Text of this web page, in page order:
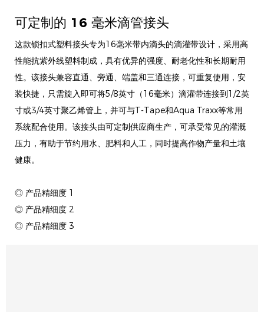
可定制的 16 毫米滴管接头
这款锁扣式塑料接头专为16毫米带内滴头的滴灌带设计，采用高
性能抗紫外线塑料制成，具有优异的强度、耐老化性和长期耐用
性。该接头兼容直通、旁通、端盖和三通连接，可重复使用，安
装快捷，只需旋入即可将5/8英寸（16毫米）滴灌带连接到1/2英
寸或3/4英寸聚乙烯管上，并可与T-Tape和Aqua Traxx等常用
系统配合使用。该接头由可定制供应商生产，可承受常见的灌溉
压力，有助于节约用水、肥料和人工，同时提高作物产量和土壤
健康。
◎ 产品精细度 1
◎ 产品精细度 2
◎ 产品精细度 3